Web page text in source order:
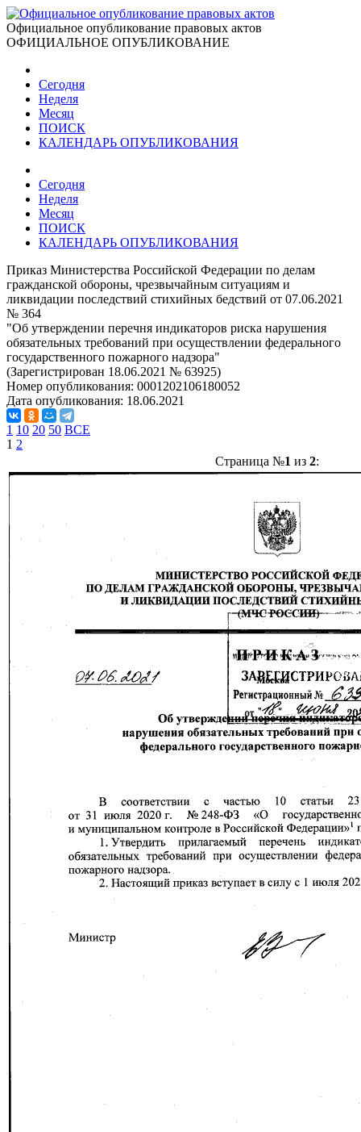
Официальное опубликование правовых актов
ОФИЦИАЛЬНОЕ ОПУБЛИКОВАНИЕ
Сегодня
Неделя
Месяц
ПОИСК
КАЛЕНДАРЬ ОПУБЛИКОВАНИЯ
Сегодня
Неделя
Месяц
ПОИСК
КАЛЕНДАРЬ ОПУБЛИКОВАНИЯ
Приказ Министерства Российской Федерации по делам
гражданской обороны, чрезвычайным ситуациям и
ликвидации последствий стихийных бедствий от 07.06.2021
№ 364
"Об утверждении перечня индикаторов риска нарушения
обязательных требований при осуществлении федерального
государственного пожарного надзора"
(Зарегистрирован 18.06.2021 № 63925)
Номер опубликования: 0001202106180052
Дата опубликования: 18.06.2021
1 10 20 50 ВСЕ
1 2
Страница №1 из 2: